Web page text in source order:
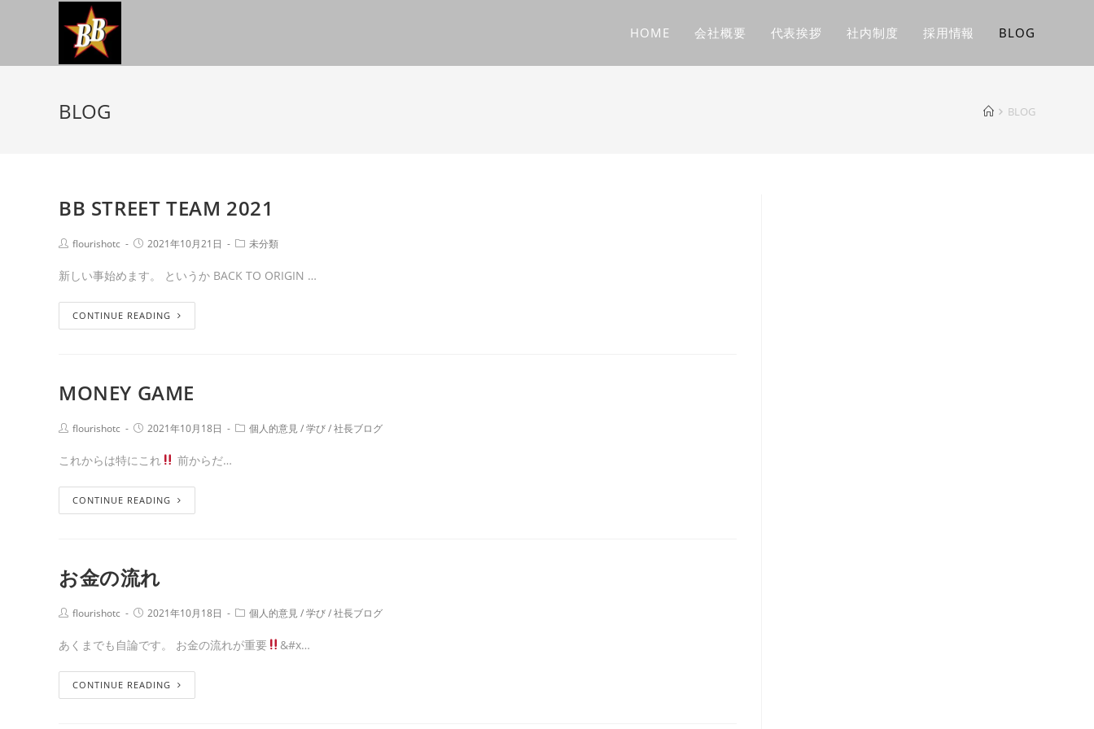
HOME 会社概要 代表挨拶 社内制度 採用情報 BLOG
BLOG BLOG
BB STREET TEAM 2021
flourishotc 2021年10月21日 未分類
新しい事始めます。 というか BACK TO ORIGIN …
CONTINUE READING
MONEY GAME
flourishotc 2021年10月18日 個人的意見/学び/社長ブログ
これからは特にこれ 前からだ…
CONTINUE READING
お金の流れ
flourishotc 2021年10月18日 個人的意見/学び/社長ブログ
あくまでも自論です。 お金の流れが重要 &#x…
CONTINUE READING